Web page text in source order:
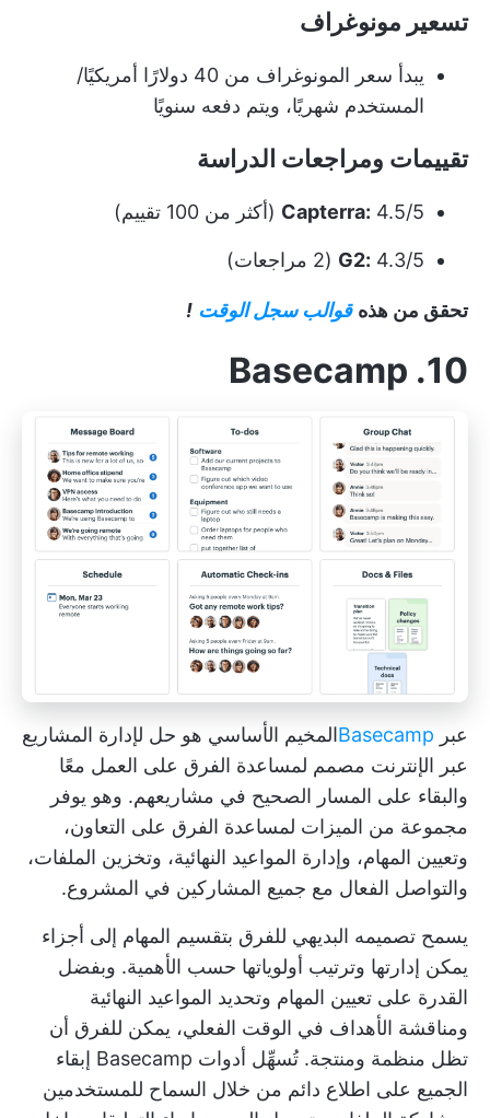
تسعير مونوغراف
يبدأ سعر المونوغراف من 40 دولارًا أمريكيًا/
المستخدم شهريًا، ويتم دفعه سنويًا
تقييمات ومراجعات الدراسة
Capterra: 4.5/5 (أكثر من 100 تقييم)
G2: 4.3/5 (2 مراجعات)
تحقق من هذه قوالب سجل الوقت !
10. Basecamp
عبر Basecampالمخيم الأساسي هو حل لإدارة المشاريع
عبر الإنترنت مصمم لمساعدة الفرق على العمل معًا
والبقاء على المسار الصحيح في مشاريعهم. وهو يوفر
مجموعة من الميزات لمساعدة الفرق على التعاون،
وتعيين المهام، وإدارة المواعيد النهائية، وتخزين الملفات،
والتواصل الفعال مع جميع المشاركين في المشروع.
يسمح تصميمه البديهي للفرق بتقسيم المهام إلى أجزاء
يمكن إدارتها وترتيب أولوياتها حسب الأهمية. وبفضل
القدرة على تعيين المهام وتحديد المواعيد النهائية
ومناقشة الأهداف في الوقت الفعلي، يمكن للفرق أن
تظل منظمة ومنتجة. تُسهِّل أدوات Basecamp إبقاء
الجميع على اطلاع دائم من خلال السماح للمستخدمين